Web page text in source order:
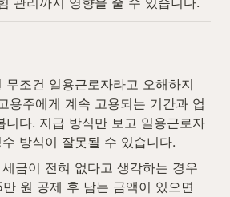
무조건 일용근로자라고 오해하지
용주에게 계속 고용되는 기간과 업
니다. 지급 방식만 보고 일용근로자
방식이 잘못될 수 있습니다.
금이 전혀 없다고 생각하는 경우
원 공제 후 남는 금액이 있으면